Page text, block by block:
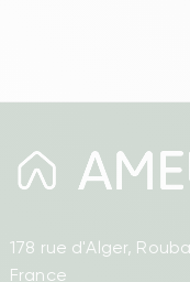
178 rue d'Alger,
France